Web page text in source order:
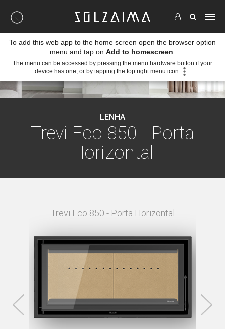
LENHA
Trevi Eco 850 - Porta
Horizontal
Trevi Eco 850 - Porta Horizontal
To add this web app to the home screen open the browser option
menu and tap on Add to homescreen
The menu can be accessed by pressing the menu hardware button if your
device has one, or by tapping the top right menu icon
.